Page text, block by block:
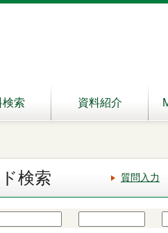
検索 資料紹介
検索 質問入力